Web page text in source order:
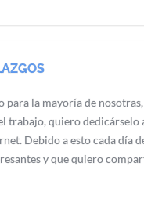
para la mayoría de
trabajo, quiero dedicárselo
Debido a esto cada día
y que quiero